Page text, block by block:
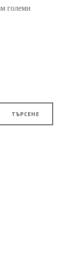
големи
ТЪРСЕНЕ